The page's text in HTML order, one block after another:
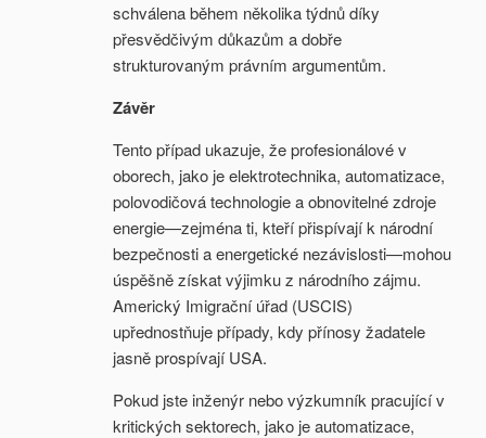
schválena během několika týdnů díky
přesvědčivým důkazům a dobře
strukturovaným právním argumentům.
Závěr
Tento případ ukazuje, že profesionálové v
oborech, jako je elektrotechnika, automatizace,
polovodičová technologie a obnovitelné zdroje
energie—zejména ti, kteří přispívají k národní
bezpečnosti a energetické nezávislosti—mohou
úspěšně získat výjimku z národního zájmu.
Americký Imigrační úřad (USCIS)
upřednostňuje případy, kdy přínosy žadatele
jasně prospívají USA.
Pokud jste inženýr nebo výzkumník pracující v
kritických sektorech, jako je automatizace,